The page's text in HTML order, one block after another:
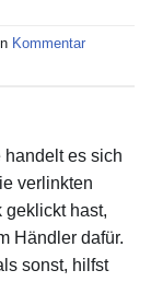
Kommentar
es sich
verlinkten
geklickt hast,
Händler dafür.
sonst, hilfst